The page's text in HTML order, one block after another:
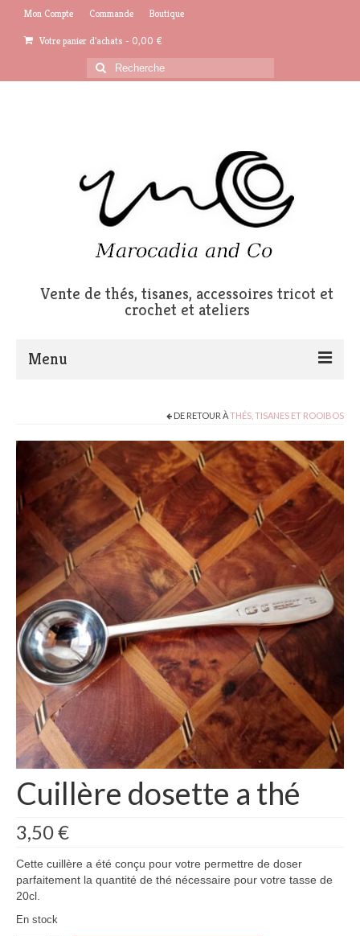
Mon Compte Commande Boutique
Votre panier d'achats - 0,00 €
Rechercher
:
Vente de thés, tisanes, accessoires tricot et
crochet et ateliers
Menu
Ateliers Tricot crochet
Le Blog…
Boutique
Contact
DE RETOUR ÀTHÉS, TISANES ET ROOIBOS
Cuillère dosette a thé
3,50€
Cette cuillère a été conçu pour votre permettre de doser
parfaitement la quantité de thé nécessaire pour votre tasse de
20cl.
En stock